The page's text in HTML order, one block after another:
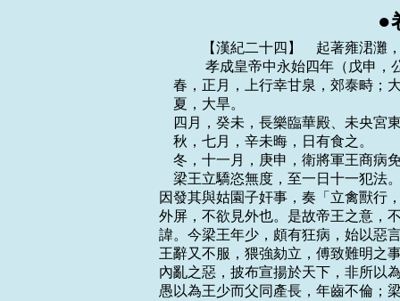
●
　　【漢紀二十四】　起著雍涒灘
　　 孝成皇帝中永始四年（戊申
春，正月，上行幸甘泉，郊泰畤
    夏，大旱。
四月，癸未，長樂臨華殿、未央
    秋，七月，辛未晦，日有食之。
冬，十一月，庚申，衛將軍王商病
梁王立驕恣無度，至一日十一犯
因發其與姑園子奸事，奏「立禽獸行
外屏，不欲見外也。是故帝王之意，
諱。今梁王年少，頗有狂病，始以惡
王辭又不服，猥強劾立，傅致難明之
內亂之惡，披布宣揚於天下，非所以
愚以為王少而父同產長，年齒不倫；